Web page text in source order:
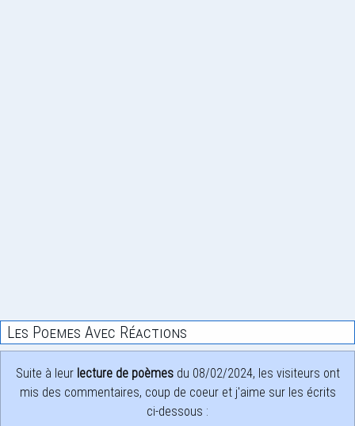
Les Poemes Avec Réactions
Suite à leur lecture de poèmesdu 08/02/2024, les visiteurs ont
mis des commentaires, coup de coeur et j'aime sur les écrits
ci-dessous :